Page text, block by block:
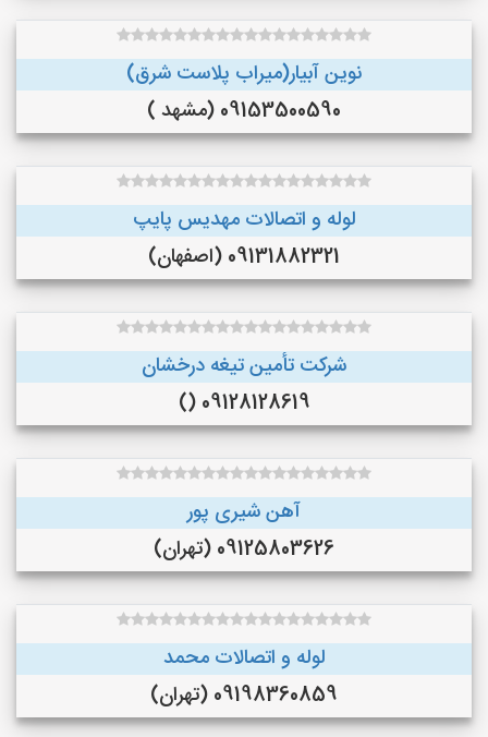
نوین آبیار(میراب پلاست شرق)
09153500590 (مشهد )
لوله و اتصالات مهدیس پایپ
09131882321 (اصفهان)
شرکت تأمین تیغه درخشان
09128128619 ()
آهن شیری پور
09125803626 (تهران)
لوله و اتصالات محمد
09198360859 (تهران)